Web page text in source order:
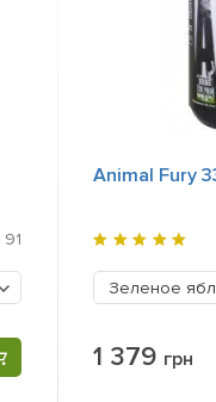
91
Animal Fury
Зеленое
1 379 грн